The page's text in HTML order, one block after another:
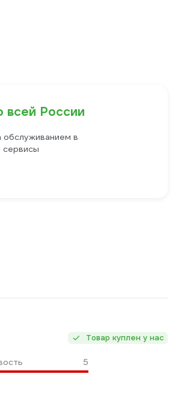
всей России
в
сервисы
Товар куплен у нас
5